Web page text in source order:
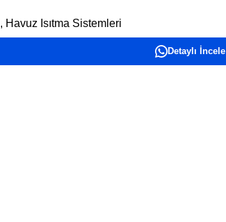
, Havuz Isıtma Sistemleri
Detaylı İncele